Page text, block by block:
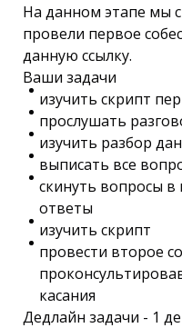
На данном этапе мы
провели первое
данную ссылку.
Ваши задачи
изучить скрипт
прослушать
изучить разбор
выписать все
скинуть вопросы
ответы
изучить скрипт
провести второе
касания
Дедлайн задачи - 1